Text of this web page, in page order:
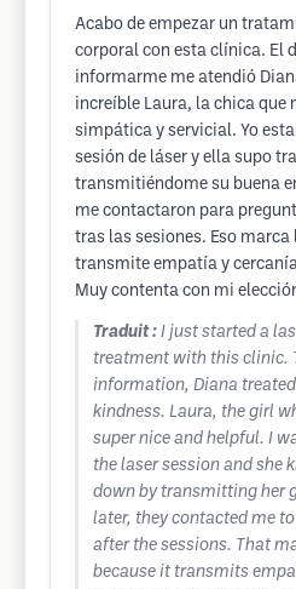
Acabo de empezar un
corporal con esta clínica. El
informarme me atendió
increíble Laura, la chica que
simpática y servicial. Yo
sesión de láser y ella supo
transmitiéndome su buena
me contactaron para
tras las sesiones. Eso
transmite empatía y
Muy contenta con mi
Traduit : I just started a
treatment with this clinic.
information, Diana
kindness. Laura, the girl
super nice and helpful. I
the laser session and she
down by transmitting her
later, they contacted me
after the sessions. That
because it transmits